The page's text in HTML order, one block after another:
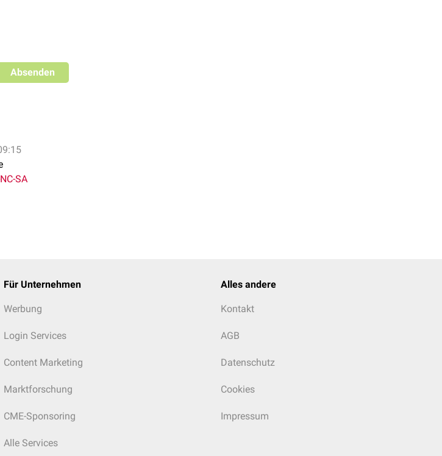
Absenden
SA
Für Unternehmen
Werbung
Login Services
Content Marketing
Marktforschung
CME-Sponsoring
Alle Services
Alles andere
Kontakt
AGB
Datenschutz
Cookies
Impressum